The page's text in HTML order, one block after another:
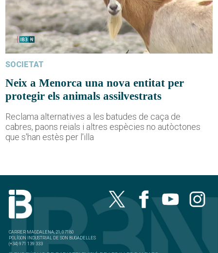
SOCIETAT
Neix a Menorca una nova entitat per
protegir els animals assilvestrats
Reclama alternatives a les batudes de caça de
cabres, paons reials i altres espècies no autòctones
que s'han estès per l'illa
CARRER MAGDALENA, 21, 07180
POLÍGON INDUSTRIAL DE SON BUGADELLES
(+34) 971 139 333